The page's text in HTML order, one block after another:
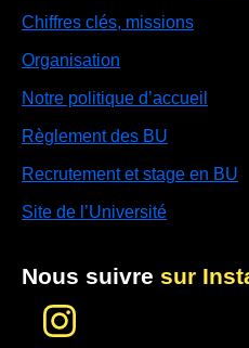
Chiffres clés, missions
Organisation
Notre politique d’accueil
Règlement des BU
Recrutement et stage en BU
Site de l’Université
Nous suivre sur